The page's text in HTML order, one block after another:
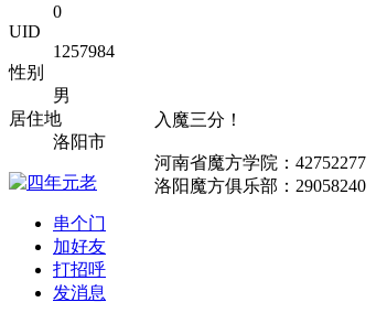
0
UID
1257984
性别
男
居住地
洛阳市
串个门
加好友
打招呼
发消息
入魔三分！
河南省魔方学院：42752277
洛阳魔方俱乐部：29058240